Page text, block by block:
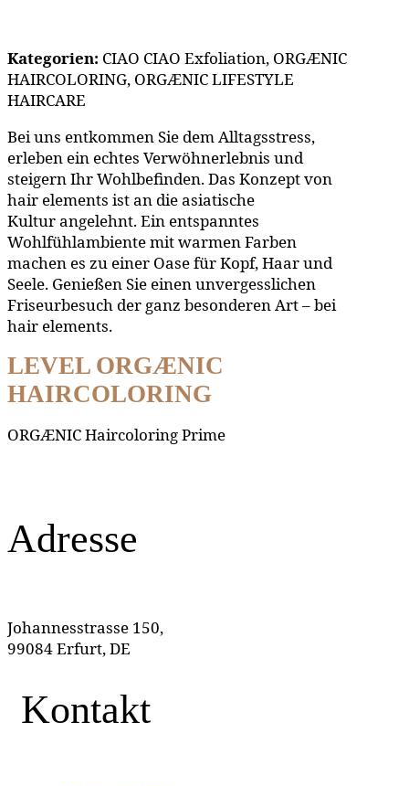
Kategorien: CIAO CIAO Exfoliation, ORGÆNIC
HAIRCOLORING, ORGÆNIC LIFESTYLE
HAIRCARE
Bei uns entkommen Sie dem Alltagsstress,
erleben ein echtes Verwöhnerlebnis und
steigern Ihr Wohlbefinden. Das Konzept von
hair elements ist an die asiatische
Kultur angelehnt. Ein entspanntes
Wohlfühlambiente mit warmen Farben
machen es zu einer Oase für Kopf, Haar und
Seele. Genießen Sie einen unvergesslichen
Friseurbesuch der ganz besonderen Art – bei
hair elements.
LEVEL ORGÆNIC
HAIRCOLORING
ORGÆNIC Haircoloring Prime
Adresse
Johannesstrasse 150,
99084 Erfurt, DE
Kontakt